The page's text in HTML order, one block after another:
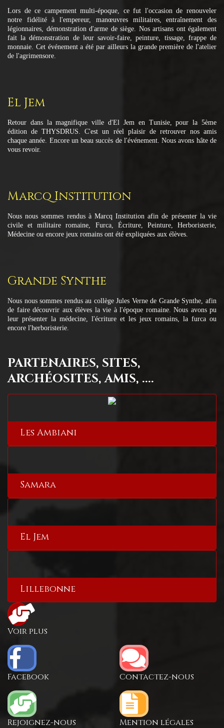
Lors de ce campement multi-époque, ce fut l'occasion de renouveler
notre fidélité à l'empereur, manœuvres militaires, entraînement des
légionnaires, démonstration d'arme de siège. Nos artisans ont également
fait la démonstration de leur savoir-faire, peinture, tissage, frappe de
monnaie. Cet événement a été par ailleurs la grande première de l'atelier
de l'agrimensore.
El Jem
Retour dans la magnifique ville d'El Jem en Tunisie, pour la 5ème
édition de THYSDRUS. C'est un réel plaisir de retrouver nos amis
chaque année. Encore un beau succès de l'événement. Nous avons hâte de
vous revoir.
Marcq Institution
Nous nous sommes rendus à Marcq Institution afin de présenter la vie
civile et militaire romaine, Furca, Écriture, Peinture, Herboristerie,
Médecine ou encore jeux romains ont été expliquées aux élèves.
Grande Synthe
Nous nous sommes rendus au collège Jules Verne de Grande Synthe, afin
de faire découvrir aux élèves la vie à l'époque romaine. Nous avons pu
leur présenter la médecine, l'écriture et les jeux romains, la furca ou
encore l'herboristerie.
PARTENAIRES, SITES,
ARCHÉOSITES, AMIS, ....
Les Ambiani
Samara
El Jem
Lillebonne
Voir plus
Facebook Contactez-nous
Rejoignez-nous Mention légales